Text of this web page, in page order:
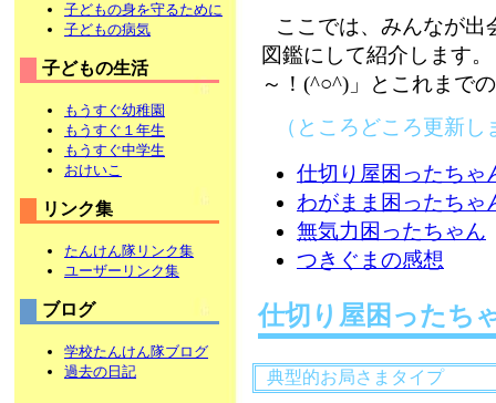
子どもの身を守るために
子どもの病気
子どもの生活
もうすぐ幼稚園
もうすぐ１年生
もうすぐ中学生
おけいこ
リンク集
たんけん隊リンク集
ユーザーリンク集
ブログ
学校たんけん隊ブログ
過去の日記
ここでは、みんなが出
図鑑にして紹介します
～！(^○^)」とこれまで
（ところどころ更新
仕切り屋困ったちゃ
わがまま困ったちゃ
無気力困ったちゃん
つきぐまの感想
仕切り屋困った
典型的お局さまタイプ